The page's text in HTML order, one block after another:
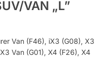
VAN „L”
Van (F46), iX3 (G08), X3
Van (G01), X4 (F26), X4